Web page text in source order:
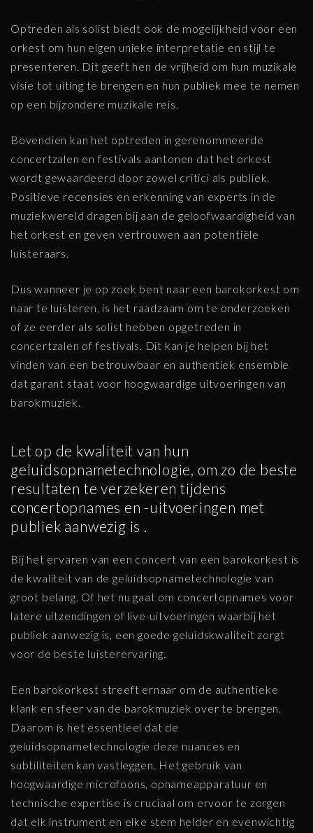
Optreden als solist biedt ook de mogelijkheid voor een
orkest om hun eigen unieke interpretatie en stijl te
presenteren. Dit geeft hen de vrijheid om hun muzikale
visie tot uiting te brengen en hun publiek mee te nemen
op een bijzondere muzikale reis.
Bovendien kan het optreden in gerenommeerde
concertzalen en festivals aantonen dat het orkest
wordt gewaardeerd door zowel critici als publiek.
Positieve recensies en erkenning van experts in de
muziekwereld dragen bij aan de geloofwaardigheid van
het orkest en geven vertrouwen aan potentiële
luisteraars.
Dus wanneer je op zoek bent naar een barokorkest om
naar te luisteren, is het raadzaam om te onderzoeken
of ze eerder als solist hebben opgetreden in
concertzalen of festivals. Dit kan je helpen bij het
vinden van een betrouwbaar en authentiek ensemble
dat garant staat voor hoogwaardige uitvoeringen van
barokmuziek.
Let op de kwaliteit van hun
geluidsopnametechnologie, om zo de beste
resultaten te verzekeren tijdens
concertopnames en -uitvoeringen met
publiek aanwezig is .
Bij het ervaren van een concert van een barokorkest is
de kwaliteit van de geluidsopnametechnologie van
groot belang. Of het nu gaat om concertopnames voor
latere uitzendingen of live-uitvoeringen waarbij het
publiek aanwezig is, een goede geluidskwaliteit zorgt
voor de beste luisterervaring.
Een barokorkest streeft ernaar om de authentieke
klank en sfeer van de barokmuziek over te brengen.
Daarom is het essentieel dat de
geluidsopnametechnologie deze nuances en
subtiliteiten kan vastleggen. Het gebruik van
hoogwaardige microfoons, opnameapparatuur en
technische expertise is cruciaal om ervoor te zorgen
dat elk instrument en elke stem helder en evenwichtig